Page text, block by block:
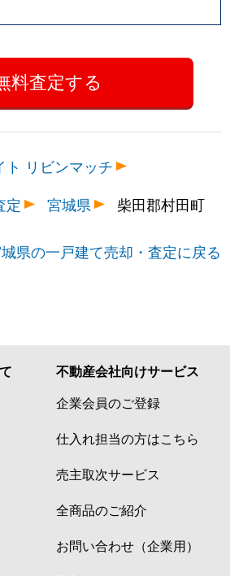
ト リビンマッチ
定
宮城県 柴田郡村田町
県の一戸建て売却・査定に戻る
不動産会社向けサービス
企業会員のご登録
仕入れ担当の方はこちら
売主取次サービス
全商品のご紹介
お問い合わせ（企業用）